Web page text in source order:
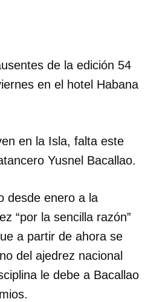
de la edición 54
en el hotel Habana
en la Isla, falta este
Yusnel Bacallao.
desde enero a la
“por la sencilla razón”
a partir de ahora se
del ajedrez nacional
le debe a Bacallao